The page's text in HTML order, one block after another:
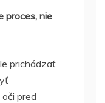
proces, nie
prichádzať
pred